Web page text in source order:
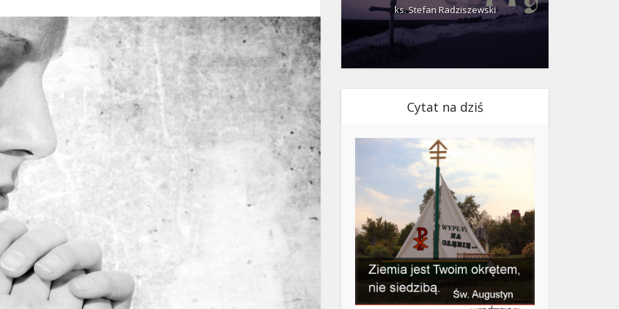
ks. Stefan Radziszewski
Cytat na dziś